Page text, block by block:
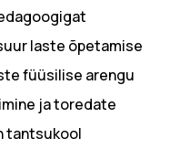
laste õpetamise
füüsilise arengu
ja toredate
tantsukool